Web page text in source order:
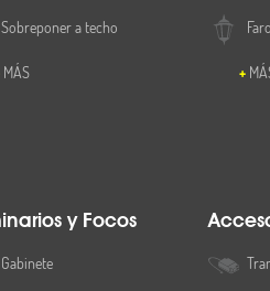
Sobreponer a techo
MÁS
y Focos
Gabinete